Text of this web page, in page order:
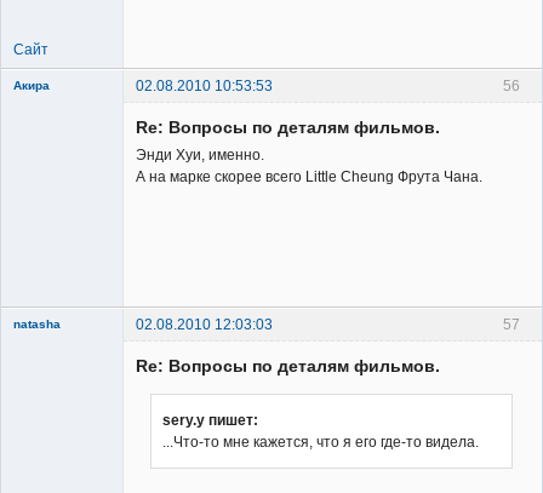
Сайт
56
Акира 02.08.2010 10:53:53
Re: Вопросы по деталям фильмов.
Энди Хуи, именно.
А на марке скорее всего Little Cheung Фрута Чана.
57
natasha 02.08.2010 12:03:03
Re: Вопросы по деталям фильмов.
sery.y пишет:
...Что-то мне кажется, что я его где-то видела.